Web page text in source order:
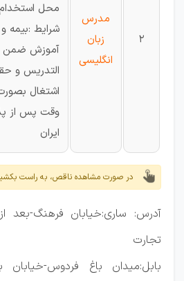
2
مدرس
زبان
انگلیسی
محل
شرایط :بیمه و
آموزش ضمن
التدریس و
اشتغال
وقت پس از
ایران
در صورت مشاهده ناقص، به راست
آدرس: ساری:خیابان فرهنگ-بعد
تجارت
بابل:میدان باغ فردوس-خیابان